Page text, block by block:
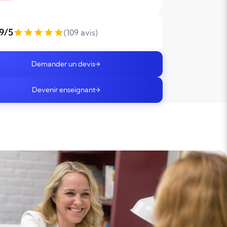
5 (109 avis)
Demander un devis
Devenir enseignant